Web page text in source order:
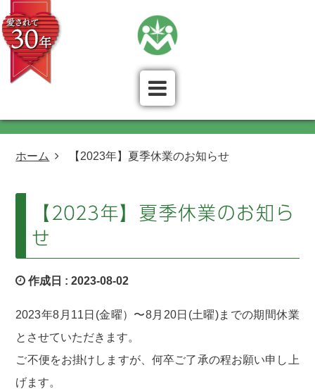
ホーム 【2023年】夏季休業のお知らせ
【2023年】夏季休業のお知ら
せ
作成日 :2023-08-02
2023年8月11日(金曜）〜8月20日(土曜)までの期間休業
とさせていただきます。
ご不便をお掛けしますが、何卒ご了承の程お願い申し上
げます。